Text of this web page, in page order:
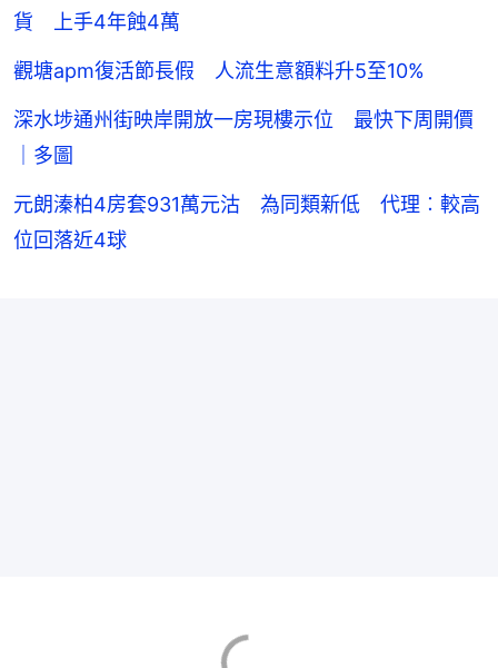
貨 上手4年蝕4萬
觀塘apm復活節長假 人流生意額料升5至10%
深水埗通州街映岸開放一房現樓示位 最快下周開價
｜多圖
元朗溱柏4房套931萬元沽 為同類新低 代理︰較高
位回落近4球